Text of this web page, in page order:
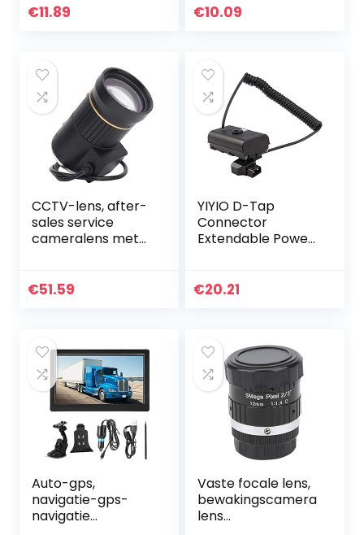
vaste
€11.89
Bromfiets
€10.09
CCTV-lens, after-
sales service
cameralens met
en accessoires
€51.59
YIYIO D-Tap
Connector
Extendable Power
NP-F550/570
€20.21
Auto-gps,
navigatie-gps-
navigatie
Vaste focale lens,
bewakingscamera
lens